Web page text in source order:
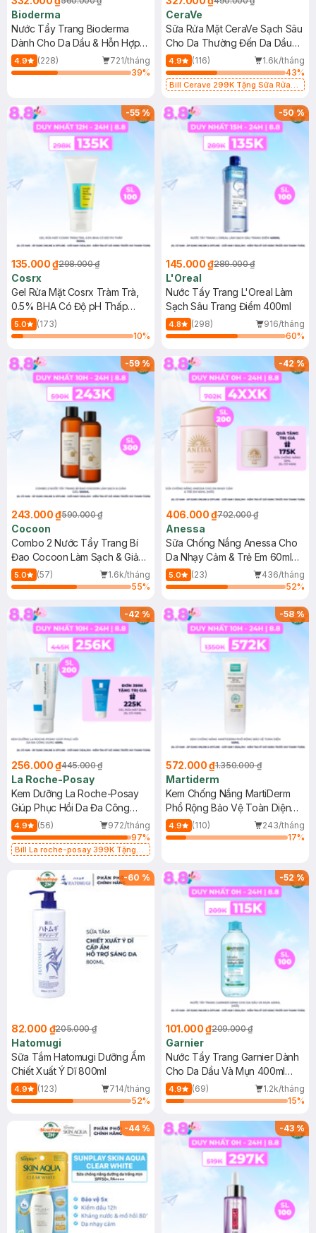
Bioderma
Nước Tẩy Trang Bioderma
Dành Cho Da Dầu & Hỗn Hợp
500ml
4.9 (228)
721/tháng
39%
CeraVe
Sữa Rửa Mặt CeraVe Sạch Sâu
Cho Da Thường Đến Da Dầu
473ml
4.9 (116)
1.6k/tháng
43%
Bill Cerave 299K Tặng Sữa Rửa
-55%
135.000 ₫298.000 ₫
Cosrx
Gel Rửa Mặt Cosrx Tràm Trà,
0.5% BHA Có Độ pH Thấp
150ml
5.0
(173)
10%
-50%
145.000 ₫289.000 ₫
L'Oreal
Nước Tẩy Trang L'Oreal Làm
Sạch Sâu Trang Điểm 400ml
4.8 (298)
916/tháng
60%
-59%
243.000 ₫590.000 ₫
Cocoon
Combo 2 Nước Tẩy Trang Bí
Đao Cocoon Làm Sạch & Giảm
Dầu 500ml
5.0 (57)
1.6k/tháng
55%
-42%
406.000 ₫702.000 ₫
Anessa
Sữa Chống Nắng Anessa Cho
Da Nhạy Cảm & Trẻ Em 60ml
(Mới)
5.0 (23)
436/tháng
52%
-42%
256.000 ₫445.000 ₫
La Roche-Posay
Kem Dưỡng La Roche-Posay
Giúp Phục Hồi Da Đa Công
Dụng 40ml
4.9 (56)
972/tháng
97%
Bill La roche-posay 399K Tặng
(SL có hạn)
-58%
572.000 ₫1.350.000 ₫
Martiderm
Kem Chống Nắng MartiDerm
Phổ Rộng Bảo Vệ Toàn Diện
40ml
4.9 (110)
243/tháng
17%
-60 %
82.000 ₫205.000 ₫
Hatomugi
Sữa Tắm Hatomugi Dưỡng Ẩm
Chiết Xuất Ý Dĩ 800ml
4.9 (123)
714/tháng
52%
-52%
101.000 ₫209.000 ₫
Garnier
Nước Tẩy Trang Garnier Dành
Cho Da Dầu Và Mụn 400ml
(Mới)
4.9 (69)
1.2k/tháng
15%
-44 % -43%